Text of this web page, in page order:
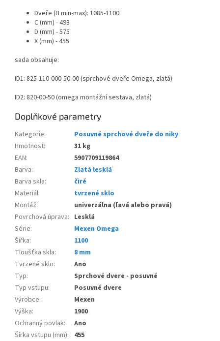
Dveře (B min-max): 1085-1100
C (mm) - 493
D (mm) - 575
X (mm) - 455
sada obsahuje:
ID1: 825-110-000-50-00 (sprchové dveře Omega, zlatá)
ID2: 820-00-50 (omega montážní sestava, zlatá)
Doplňkové parametry
Kategorie:
Posuvné sprchové dveře do niky
Hmotnost:
31 kg
EAN:
5907709119864
Barva:
Zlatá lesklá
Barva skla:
čiré
Materiál:
tvrzené sklo
Montáž:
univerzálna (ľavá alebo pravá)
Povrchová úprava: Lesklá
Série:
Mexen Omega
Šířka:
1100
Tloušťka skla:
8 mm
Tvrzené sklo:
Ano
Typ:
Sprchové dvere - posuvné
Typ vstupu:
Posuvné dvere
Výrobce:
Mexen
Výška:
1900
Ochranný povlak:
Ano
Šírka vstupu (mm):
455